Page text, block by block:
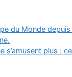
du Monde
s’amusent plus :